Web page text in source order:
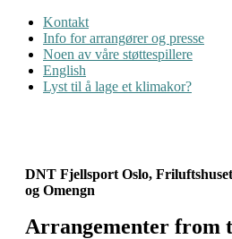
Kontakt
Info for arrangører og presse
Noen av våre støttespillere
English
Lyst til å lage et klimakor?
DNT Fjellsport Oslo,
og Omengn
Arrangementer from